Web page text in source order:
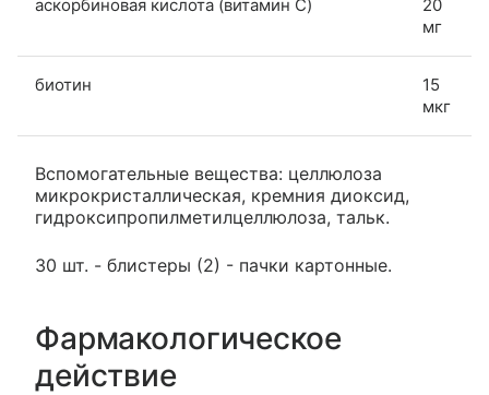
аскорбиновая кислота (витамин C)
20
мг
биотин
15
мкг
Вспомогательные вещества: целлюлоза
микрокристаллическая, кремния диоксид,
гидроксипропилметилцеллюлоза, тальк.
30 шт. - блистеры (2) - пачки картонные.
Фармакологическое
действие